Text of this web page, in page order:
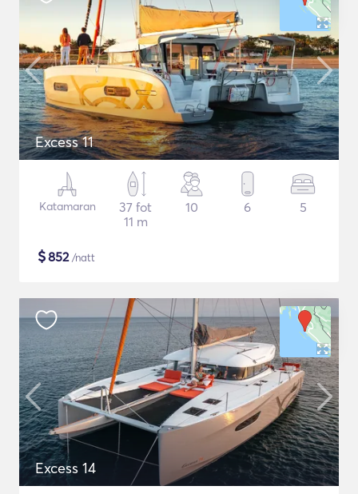
Excess 11
Katamaran
37 fot
11 m
10 6 5
$852/natt
Excess 14